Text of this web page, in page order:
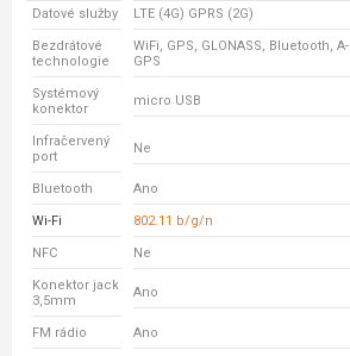
Datové služby
LTE (4G) GPRS (2G)
Bezdrátové
technologie
WiFi, GPS, GLONASS, Bluetooth, A-
GPS
Systémový
konektor
micro USB
Infračervený
port
Ne
Bluetooth Ano
Wi-Fi 802.11 b/g/n
NFC Ne
Konektor jack
3,5mm
Ano
FM rádio Ano